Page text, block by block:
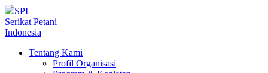
SPI
Serikat Petani
Indonesia
Tentang Kami
Profil Organisasi